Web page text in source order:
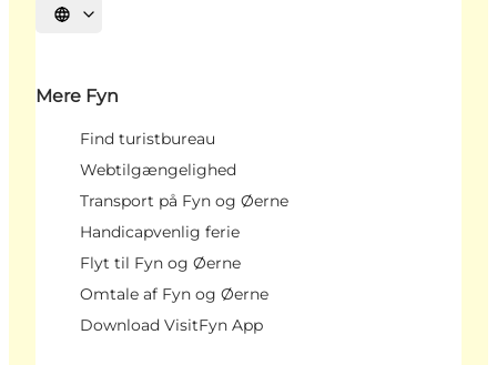
Vælg sprog
Mere Fyn
Find turistbureau
Webtilgængelighed
Transport på Fyn og Øerne
Handicapvenlig ferie
Flyt til Fyn og Øerne
Omtale af Fyn og Øerne
Download VisitFyn App